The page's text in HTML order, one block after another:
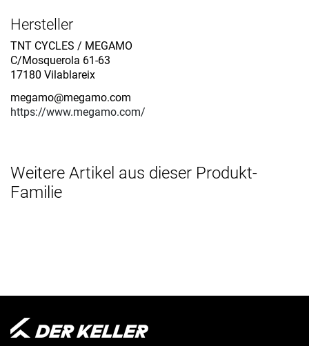
Hersteller
TNT CYCLES / MEGAMO
C/Mosquerola 61-63
17180 Vilablareix
megamo@megamo.com
https://www.megamo.com/
Weitere Artikel aus dieser Produkt-
Familie